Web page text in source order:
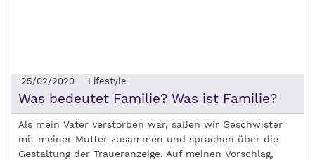
25/02/2020 Lifestyle
Was bedeutet Familie? Was ist Familie?
Als mein Vater verstorben war, saßen wir Geschwister
mit meiner Mutter zusammen und sprachen über die
Gestaltung der Traueranzeige. Auf meinen Vorschlag,